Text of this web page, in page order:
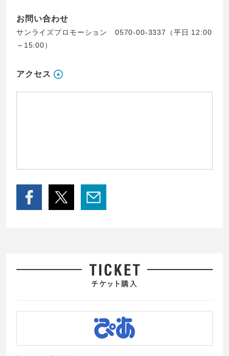
お問い合わせ
サンライズプロモーション 0570-00-3337（平日 12:00
～15:00）
アクセス